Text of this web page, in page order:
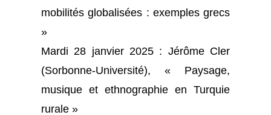
mobilités globalisées : exemples grecs
»
Mardi 28 janvier 2025 : Jérôme Cler
(Sorbonne-Université), « Paysage,
musique et ethnographie en Turquie
rurale »